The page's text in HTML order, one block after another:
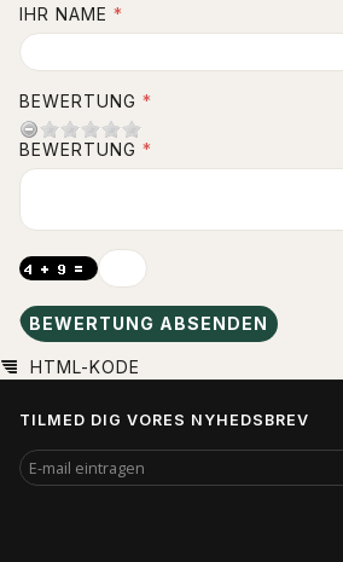
IHR NAME
BEWERTUNG
BEWERTUNG
BEWERTUNG ABSENDEN
HTML-KODE
TILMED DIG VORES NYHEDSBREV
E-
MAIL